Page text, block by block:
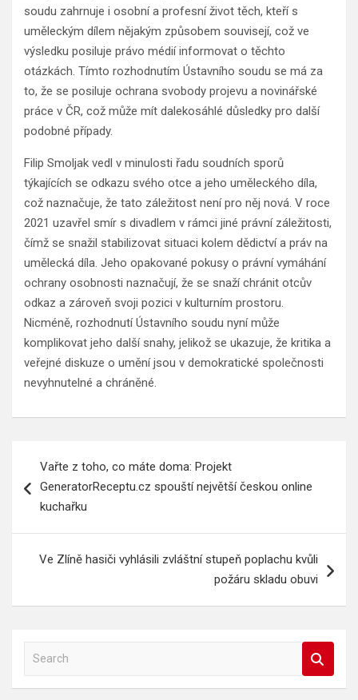
soudu zahrnuje i osobní a profesní život těch, kteří s
uměleckým dílem nějakým způsobem souvisejí, což ve
výsledku posiluje právo médií informovat o těchto
otázkách. Tímto rozhodnutím Ústavního soudu se má za
to, že se posiluje ochrana svobody projevu a novinářské
práce v ČR, což může mít dalekosáhlé důsledky pro další
podobné případy.
Filip Smoljak vedl v minulosti řadu soudních sporů
týkajících se odkazu svého otce a jeho uměleckého díla,
což naznačuje, že tato záležitost není pro něj nová. V roce
2021 uzavřel smír s divadlem v rámci jiné právní záležitosti,
čímž se snažil stabilizovat situaci kolem dědictví a práv na
umělecká díla. Jeho opakované pokusy o právní vymáhání
ochrany osobnosti naznačují, že se snaží chránit otcův
odkaz a zároveň svoji pozici v kulturním prostoru.
Nicméně, rozhodnutí Ústavního soudu nyní může
komplikovat jeho další snahy, jelikož se ukazuje, že kritika a
veřejné diskuze o umění jsou v demokratické společnosti
nevyhnutelné a chráněné.
pro
příspěvek
Vařte z toho, co máte doma: Projekt
GeneratorReceptu.cz spouští největší českou online
kuchařku
Ve Zlíně hasiči vyhlásili zvláštní stupeň poplachu kvůli
požáru skladu obuvi
a